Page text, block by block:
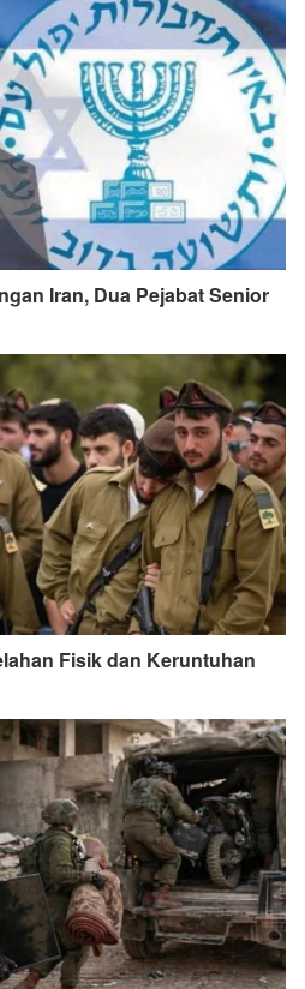
Iran, Dua Pejabat Senior
Fisik dan Keruntuhan